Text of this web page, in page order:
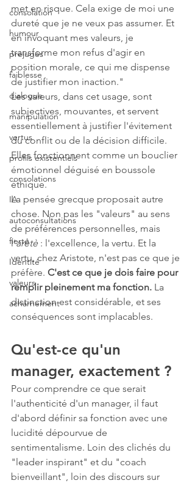
consolation
humour
préjugés
faiblesse
dialogue
manipulation
vertus
profils existentiels
consolations
IA
autoconsultations
fierté
Identité
valeurs
acharnement
met en risque. Cela exige de moi une
dureté que je ne veux pas assumer. Et
en invoquant mes valeurs, je
transforme mon refus d'agir en
position morale, ce qui me dispense
de justifier mon inaction."
Les valeurs, dans cet usage, sont
subjectives, mouvantes, et servent
essentiellement à justifier l'évitement
du conflit ou de la décision difficile.
Elles fonctionnent comme un bouclier
émotionnel déguisé en boussole
éthique.
La pensée grecque proposait autre
chose. Non pas les "valeurs" au sens
de préférences personnelles, mais
l'arètè : l'excellence, la vertu. Et la
vertu, chez Aristote, n'est pas ce que je
préfère. C'est ce que je dois faire pour
remplir pleinement ma fonction. La
distinction est considérable, et ses
conséquences sont implacables.
Qu'est-ce qu'un
manager, exactement ?
Pour comprendre ce que serait
l'authenticité d'un manager, il faut
d'abord définir sa fonction avec une
lucidité dépourvue de
sentimentalisme. Loin des clichés du
"leader inspirant" et du "coach
bienveillant", loin des discours sur